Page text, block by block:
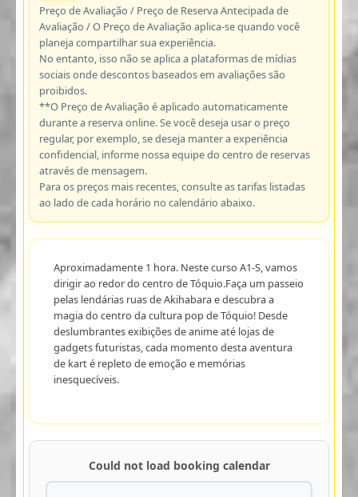
Preço de Avaliação / Preço de Reserva Antecipada de
Avaliação / O Preço de Avaliação aplica-se quando você
planeja compartilhar sua experiência.
No entanto, isso não se aplica a plataformas de mídias
sociais onde descontos baseados em avaliações são
proibidos.
**O Preço de Avaliação é aplicado automaticamente
durante a reserva online. Se você deseja usar o preço
regular, por exemplo, se deseja manter a experiência
confidencial, informe nossa equipe do centro de reservas
através de mensagem.
Para os preços mais recentes, consulte as tarifas listadas
ao lado de cada horário no calendário abaixo.
Aproximadamente 1 hora. Neste curso A1-S, vamos
dirigir ao redor do centro de Tóquio.Faça um passeio
pelas lendárias ruas de Akihabara e descubra a
magia do centro da cultura pop de Tóquio! Desde
deslumbrantes exibições de anime até lojas de
gadgets futuristas, cada momento desta aventura
de kart é repleto de emoção e memórias
inesquecíveis.
Could not load booking calendar